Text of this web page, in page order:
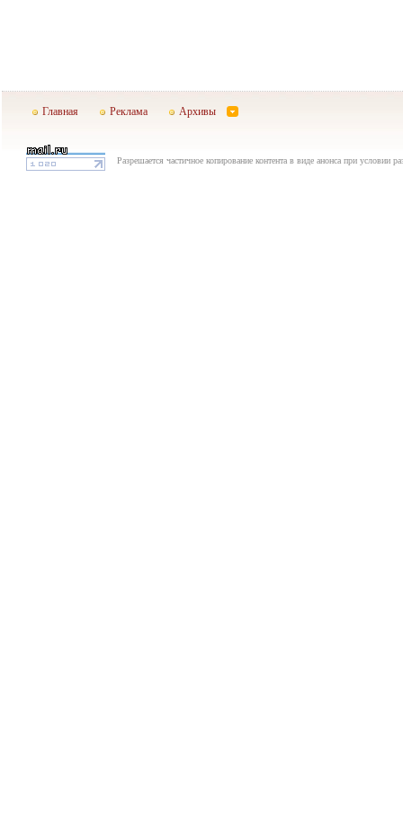
Главная Реклама Архивы
Разрешается частичное копирование контента в виде анонса при условии